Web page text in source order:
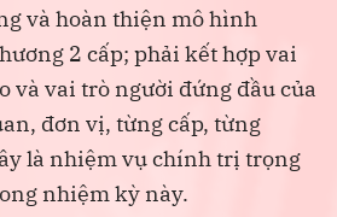
và hoàn thiện mô hình
2 cấp; phải kết hợp vai
và vai trò người đứng đầu của
đơn vị, từng cấp, từng
là nhiệm vụ chính trị trọng
nhiệm kỳ này.